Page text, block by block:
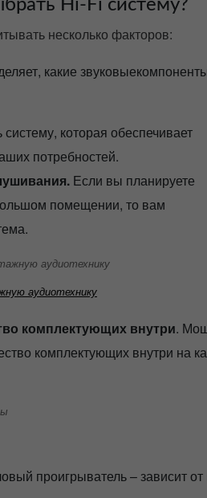
Hi-Fi систему?
несколько факторов:
какие
которая обеспечивает
потребностей.
Если вы планируете
помещении, то вам
аудиотехнику
комплектующих внутри.
комплектующих внутри на
проигрыватель – зависит